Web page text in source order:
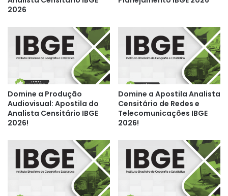
2026
Domine a Produção
Audiovisual: Apostila do
Analista Censitário IBGE
2026!
Domine a Apostila Analista
Censitário de Redes e
Telecomunicações IBGE
2026!